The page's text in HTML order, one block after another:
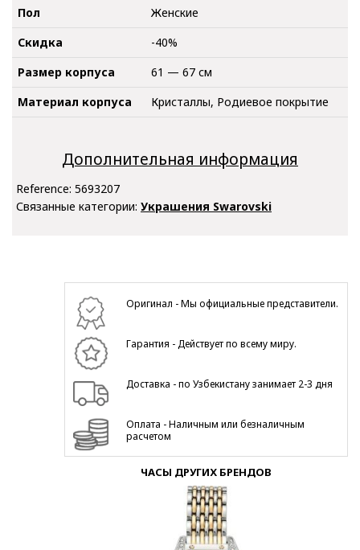
Пол
Женские
Скидка
-40%
Размер корпуса
61 — 67 см
Материал корпуса
Кристаллы, Родиевое покрытие
Дополнительная информация
Reference: 5693207
Связанные категории: Украшения Swarovski
Оригинал - Мы официальные представители.
Гарантия - Действует по всему миру.
Доставка - по Узбекистану занимает 2-3 дня
Оплата - Наличным или безналичным
расчетом
ЧАСЫ ДРУГИХ БРЕНДОВ